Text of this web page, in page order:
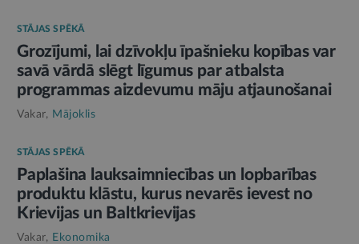
STĀJAS SPĒKĀ
Grozījumi, lai dzīvokļu īpašnieku kopības var
savā vārdā slēgt līgumus par atbalsta
programmas aizdevumu māju atjaunošanai
Vakar, Mājoklis
STĀJAS SPĒKĀ
Paplašina lauksaimniecības un lopbarības
produktu klāstu, kurus nevarēs ievest no
Krievijas un Baltkrievijas
Vakar, Ekonomika